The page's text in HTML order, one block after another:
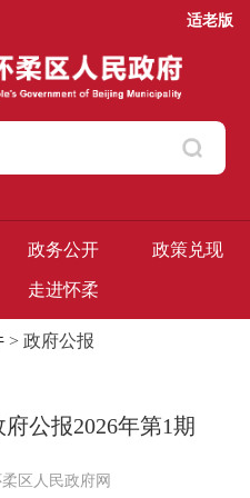
适老版
政务公开 政策兑现
走进怀柔
> 政府公报
公报2026年第1期
区人民政府网